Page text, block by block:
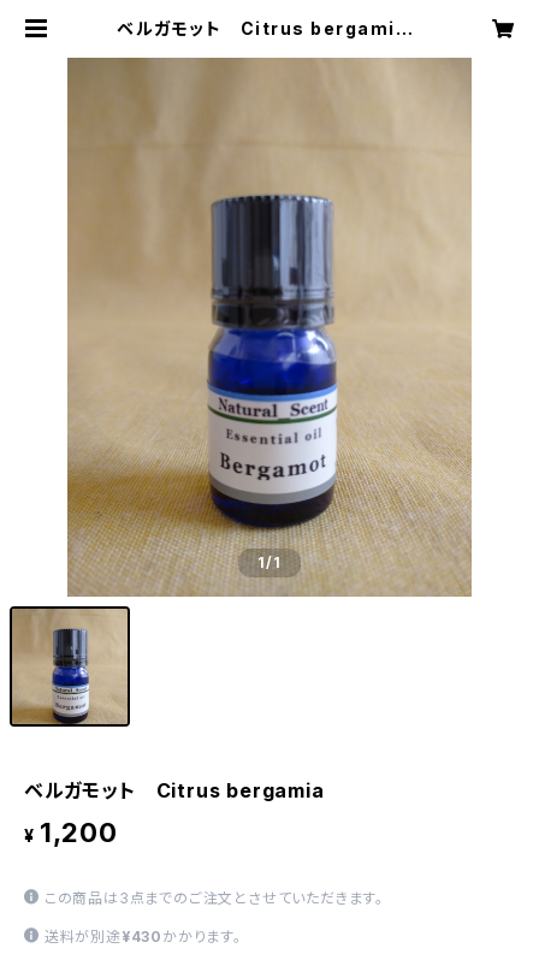
ベルガモット Citrus bergamia |
1/1
ベルガモット Citrus bergamia
¥ 1,200
この商品は3点までのご注文とさせていただきます。
送料が別途 ¥430 かかります。